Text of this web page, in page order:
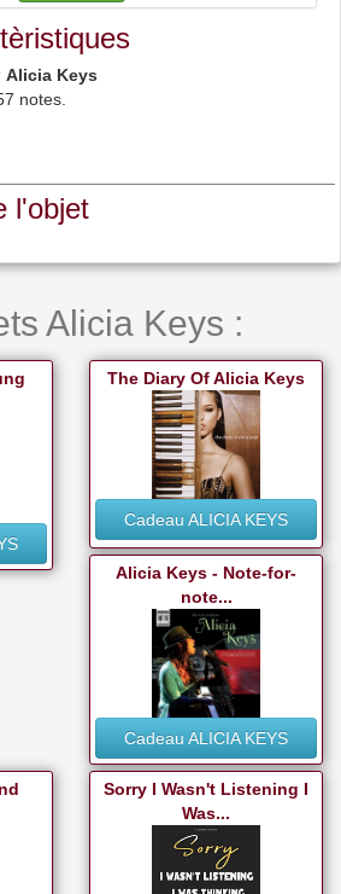
Alicia Keys
notes.
l'objet
Alicia Keys :
The Diary Of Alicia Keys
Cadeau ALICIA KEYS
Alicia Keys - Note-for-
note...
Cadeau ALICIA KEYS
Sorry I Wasn't Listening I
Was...